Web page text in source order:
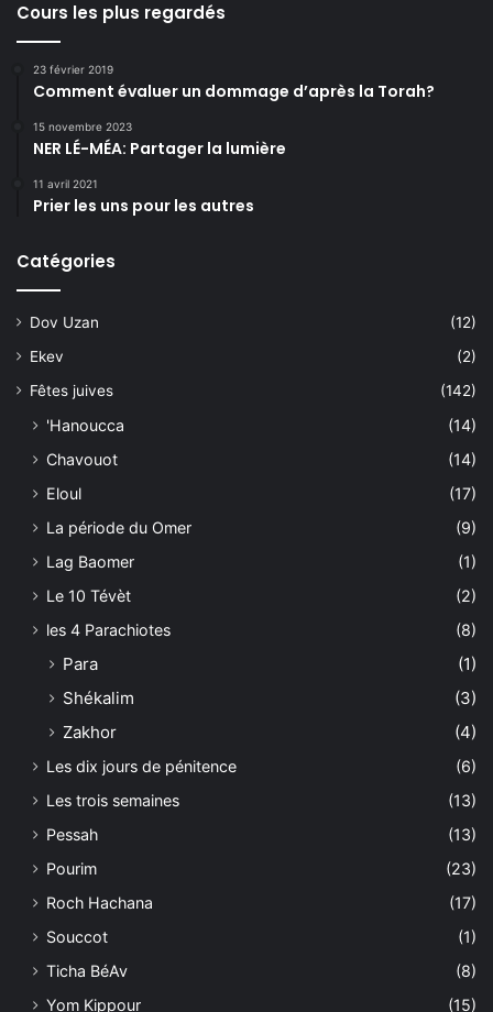
Cours les plus regardés
23 février 2019
Comment évaluer un dommage d’après la Torah?
15 novembre 2023
NER LÉ-MÉA: Partager la lumière
11 avril 2021
Prier les uns pour les autres
Catégories
Dov Uzan
(12)
Ekev
(2)
Fêtes juives
(142)
'Hanoucca
(14)
Chavouot
(14)
Eloul
(17)
La période du Omer
(9)
Lag Baomer
(1)
Le 10 Tévèt
(2)
les 4 Parachiotes
(8)
Para
(1)
Shékalim
(3)
Zakhor
(4)
Les dix jours de pénitence
(6)
Les trois semaines
(13)
Pessah
(13)
Pourim
(23)
Roch Hachana
(17)
Souccot
(1)
Ticha BéAv
(8)
Yom Kippour
(15)